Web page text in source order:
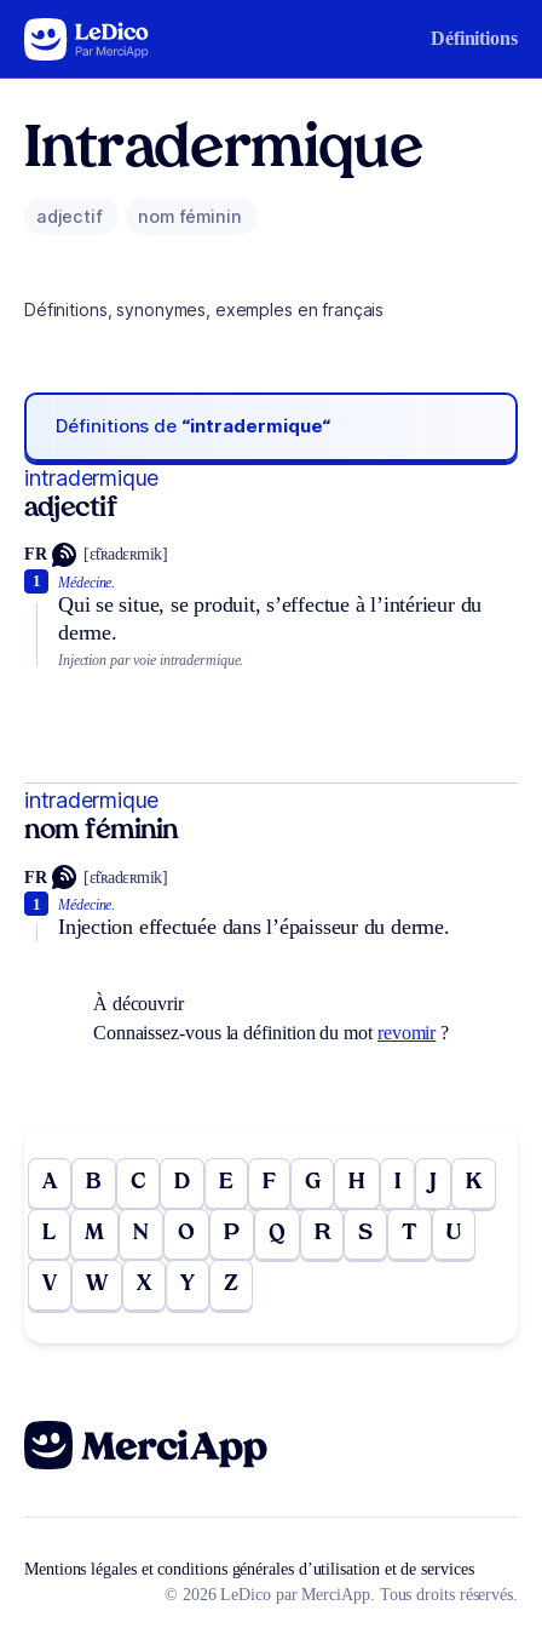
Aller au contenu Définitions
Intradermique
adjectif nom féminin
Définitions, synonymes, exemples en français
Définitions de “intradermique“
intradermique
adjectif
FR [ɛ̃tʀadɛʀmik]
Médecine.
Qui se situe, se produit, s’effectue à l’intérieur du
derme.
1
Injection par voie intradermique.
intradermique
nom féminin
FR [ɛ̃tʀadɛʀmik]
Médecine.
Injection effectuée dans l’épaisseur du derme.
1
À découvrir
Connaissez-vous la définition du mot revomir?
A B C D E F G H I J K
L M N O P Q R S T U
V W X Y Z
Mentions légales et conditions générales d’utilisation et de services
© 2026 LeDico par MerciApp. Tous droits réservés.